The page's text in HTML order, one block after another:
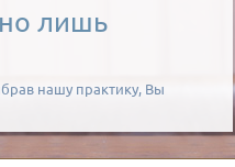
лишь
нашу практику, Вы